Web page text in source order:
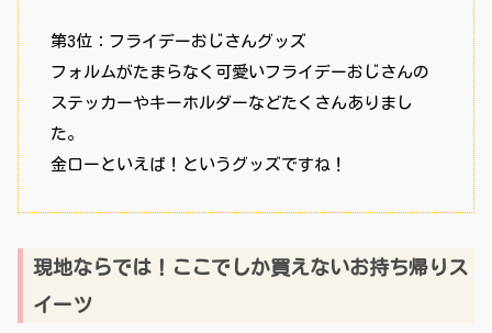
第3位：フライデーおじさんグッズ
フォルムがたまらなく可愛いフライデーおじさんの
ステッカーやキーホルダーなどたくさんありまし
た。
金ローといえば！というグッズですね！
現地ならでは！ここでしか買えないお持ち帰りス
イーツ